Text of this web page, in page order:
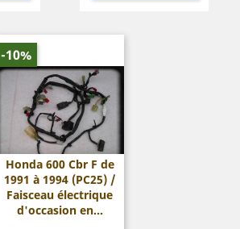
Honda 600 Cbr F de
1991 à 1994 (PC25) /
Faisceau électrique
d'occasion en...
-10%